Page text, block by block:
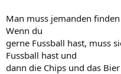
Man muss jemanden
Wenn du
gerne Fussball hast, muss
Fussball hast und
dann die Chips und das